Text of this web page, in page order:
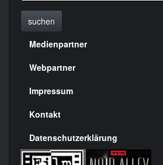
suchen
Menülinks
rechte
Seite
Medienpartner
Webpartner
Impressum
Kontakt
Datenschutzerklärung